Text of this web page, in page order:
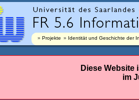
Projekte Identität und Geschichte der
Diese
im